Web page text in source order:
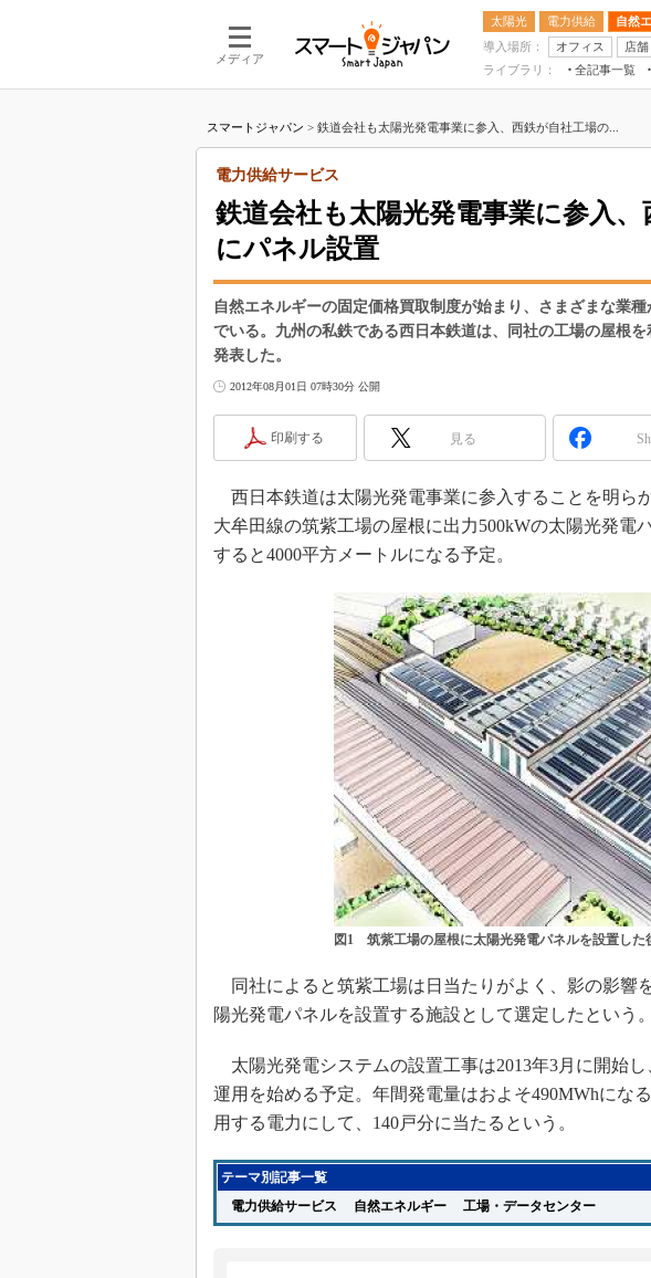
メディア
太陽光 電力供給 自然
導入場所：
オフィス 店舗
ライブラリ：
全記事一覧
スマートジャパン > 鉄道会社も太陽光発電事業に参入、西鉄が自社工場の...
鉄道会社も太陽光発電事業に参入
にパネル設置
電力供給サービス
自然エネルギーの固定価格買取制度が始まり、さまざまな業
でいる。九州の私鉄である西日本鉄道は、同社の工場の屋根
発表した。
2012年08月01日 07時30分 公開
印刷する 見る
西日本鉄道は太陽光発電事業に参入することを明ら
大牟田線の筑紫工場の屋根に出力500kWの太陽光発電
すると4000平方メートルになる予定。
図1 筑紫工場の屋根に太陽光発電パネルを設置した
同社によると筑紫工場は日当たりがよく、影の影響
陽光発電パネルを設置する施設として選定したという。
太陽光発電システムの設置工事は2013年3月に開始
運用を始める予定。年間発電量はおよそ490MWhにな
用する電力にして、140戸分に当たるという。
テーマ別記事一覧
電力供給サービス
自然エネルギー 工場・データセンター